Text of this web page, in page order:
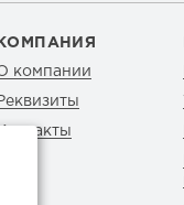
КОМПАНИЯ
компании
Контакты